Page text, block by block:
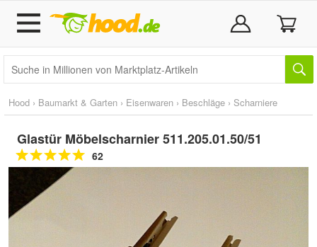
Hood › Baumarkt & Garten › Eisenwaren › Beschläge › Scharniere
Glastür Möbelscharnier 511.205.01.50/51
62